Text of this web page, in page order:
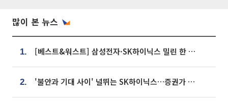
많이 본 뉴스
1. [베스트&워스트] 삼성전자·SK하이닉스 밀린 한 주…상상인증권은 85% 급등
2. '불안과 기대 사이' 널뛰는 SK하이닉스…증권가 "HBM4·LTA 기반 펀터멘털 견고"